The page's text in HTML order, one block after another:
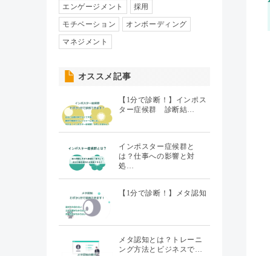
人事異動・配置（7）
エンゲージメント 採用
モチベーション オンボーディング
マネジメント
オススメ記事
【1分で診断！】インポス
ター症候群 診断結…
インポスター症候群と
は？仕事への影響と対
処…
【1分で診断！】メタ認知
メタ認知とは？トレーニ
ング方法とビジネスで…